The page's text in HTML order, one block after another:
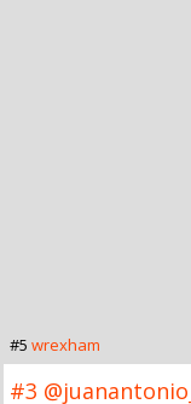
#5 wrexham
#3